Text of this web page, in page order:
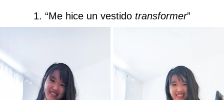
1. “Me hice un vestido transformer”